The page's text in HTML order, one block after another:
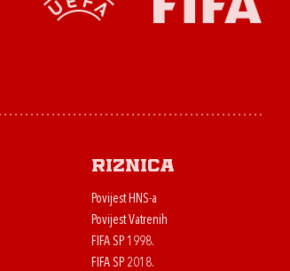
Riznica
Povijest HNS-a
Povijest Vatrenih
FIFA SP 1998.
FIFA SP 2018.